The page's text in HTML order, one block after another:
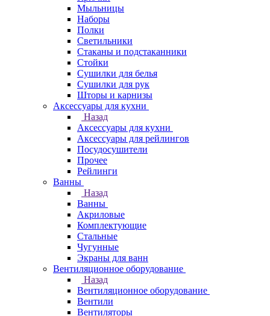
Мыльницы
Наборы
Полки
Светильники
Стаканы и подстаканники
Стойки
Сушилки для белья
Сушилки для рук
Шторы и карнизы
Аксессуары для кухни
Назад
Аксессуары для кухни
Аксессуары для рейлингов
Посудосушители
Прочее
Рейлинги
Ванны
Назад
Ванны
Акриловые
Комплектующие
Стальные
Чугунные
Экраны для ванн
Вентиляционное оборудование
Назад
Вентиляционное оборудование
Вентили
Вентиляторы